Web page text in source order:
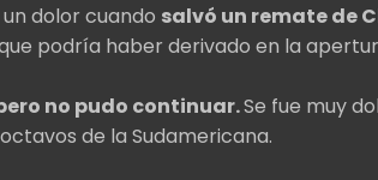
dolor cuando salvó un remate de
podría haber derivado en la
no pudo continuar.Se fue muy
de la Sudamericana.